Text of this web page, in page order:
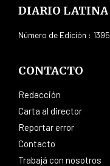
DIARIO LATINA
Número de Edición : 1395
CONTACTO
Redacción
Carta al director
Reportar error
Contacto
Trabajá con nosotros